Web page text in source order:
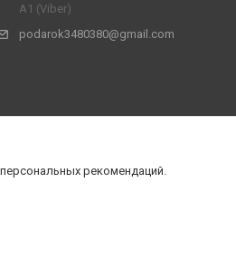
А1 (Viber)
podarok3480380@gmail.com
рекомендаций.